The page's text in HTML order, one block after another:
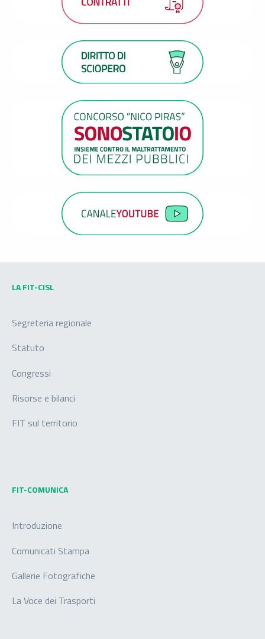
LA FIT-CISL
Segreteria regionale
Statuto
Congressi
Risorse e bilanci
FIT sul territorio
FIT-COMUNICA
Introduzione
Comunicati Stampa
Gallerie Fotografiche
La Voce dei Trasporti